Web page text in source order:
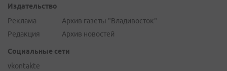
Издательство
Реклама
Редакция
Архив газеты "Владивосток"
Архив новостей
Социальные сети
vkontakte